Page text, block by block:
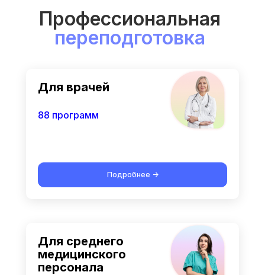
Профессиональная
переподготовка
Для среднего
медицинского
персонала
Для врачей
88 программ
Подробнее ->